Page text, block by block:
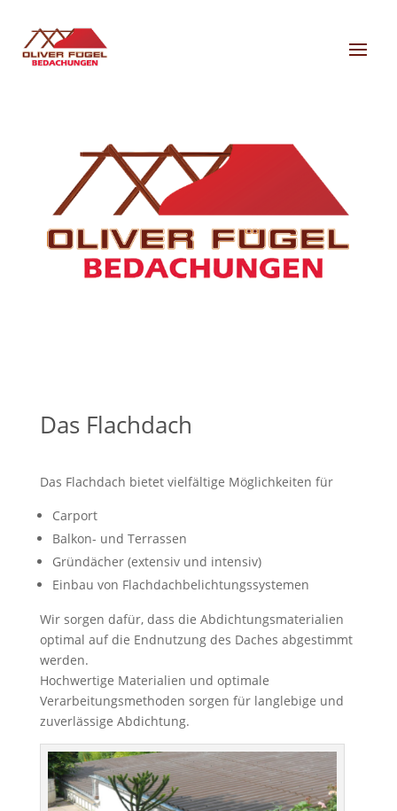
Das Flachdach
Das Flachdach bietet vielfältige Möglichkeiten für
Carport
Balkon- und Terrassen
Gründächer (extensiv und intensiv)
Einbau von Flachdachbelichtungssystemen
Wir sorgen dafür, dass die Abdichtungsmaterialien
optimal auf die Endnutzung des Daches abgestimmt
werden.
Hochwertige Materialien und optimale
Verarbeitungsmethoden sorgen für langlebige und
zuverlässige Abdichtung.